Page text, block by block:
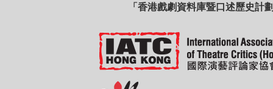
「香港戲劇資料庫暨口述歷史計